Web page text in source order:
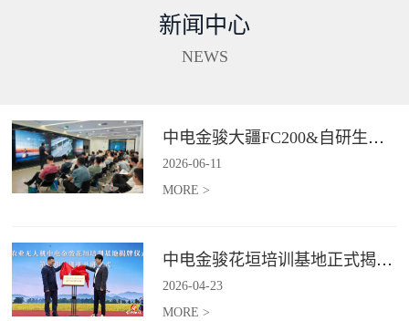
配出色的全地形通过能力,一举破
长、补能不便、作业范围受限、
站等场景提供高效巡检等服务。*
具体价格面议
集、处理、分析及成果传输一体
5G+卫星双链路通讯功能，在全
与智能判。*具体价格面议
新闻中心
NEWS
中电金骏大疆FC200&自研生态新品体验会圆满举办
2026-06-11
MORE >
中电金骏花垣培训基地正式揭牌 首期农业无人机培训班同步启动
2026-04-23
MORE >